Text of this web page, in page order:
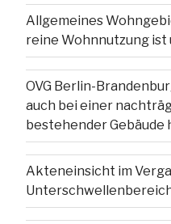
Allgemeines
reine Wohnnutzung ist
OVG Berlin-
auch bei einer
bestehender
Akteneinsicht im